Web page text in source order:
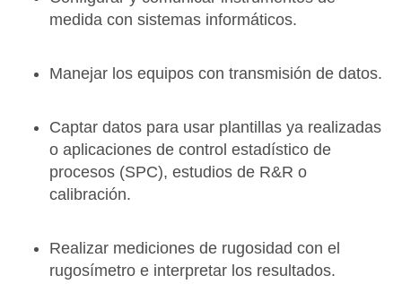
medida con sistemas informáticos.
Manejar los equipos con transmisión de datos.
Captar datos para usar plantillas ya realizadas
o aplicaciones de control estadístico de
procesos (SPC), estudios de R&R o
calibración.
Realizar mediciones de rugosidad con el
rugosímetro e interpretar los resultados.